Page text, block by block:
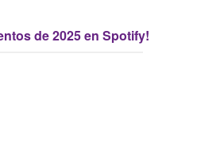
de 2025 en Spotify!